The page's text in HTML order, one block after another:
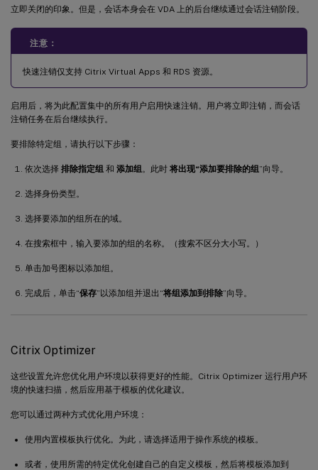
立即关闭的印象。但是，会话本身会在 VDA 上的后台继续通过会话注销阶段。
注意：
快速注销仅支持 Citrix Virtual Apps 和 RDS 资源。
启用后，将为此配置集中的所有用户启用快速注销。用户将立即注销，而会话
注销任务在后台继续执行。
要排除特定组，请执行以下步骤：
依次选择 排除指定组 和 添加组 。此时 将出现“添加要排除的组”向导。
选择身份类型。
选择要添加的组所在的域。
在搜索框中，输入要添加的组的名称。（搜索不区分大小写。）
单击加号图标以添加组。
完成后，单击“保存”以添加组并退出“将组添加到排除”向导。
Citrix Optimizer
这些设置允许您优化用户环境以获得更好的性能。Citrix Optimizer 运行用户环
境的快速扫描，然后应用基于模板的优化建议。
您可以通过两种方式优化用户环境：
使用内置模板执行优化。为此，请选择适用于操作系统的模板。
或者，使用所需的特定优化创建自己的自定义模板，然后将模板添加到